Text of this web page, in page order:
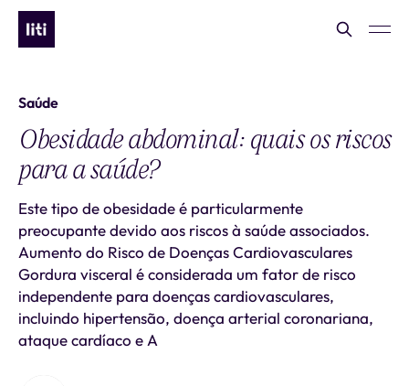
Saúde
Obesidade abdominal: quais os riscos
para a saúde?
Este tipo de obesidade é particularmente
preocupante devido aos riscos à saúde associados.
Aumento do Risco de Doenças Cardiovasculares
Gordura visceral é considerada um fator de risco
independente para doenças cardiovasculares,
incluindo hipertensão, doença arterial coronariana,
ataque cardíaco e A